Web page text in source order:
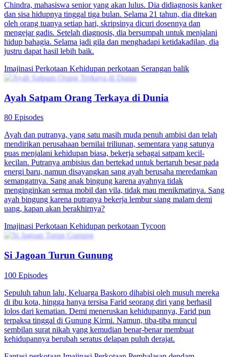
Chindra, mahasiswa senior yang akan lulus. Dia didiagnosis kanker
dan sisa hidupnya tinggal tiga bulan. Selama 21 tahun, dia ditekan
oleh orang tuanya setiap hari, skripsinya dicuri dosennya dan
mengejar gadis. Setelah diagnosis, dia bersumpah untuk menjalani
hidup bahagia. Selama jadi gila dan menghadapi ketidakadilan, dia
justru dapat hasil lebih baik.
Imajinasi Perkotaan Kehidupan perkotaan Serangan balik
Ayah Satpam Orang Terkaya di Dunia
80 Episodes
Ayah dan putranya, yang satu masih muda penuh ambisi dan telah
mendirikan perusahaan bernilai triliunan, sementara yang satunya
puas menjalani kehidupan biasa, bekerja sebagai satpam kecil-
kecilan. Putranya ambisius dan bertekad untuk bertaruh besar pada
energi baru, namun disayangkan sang ayah berusaha meredamkan
semangatnya. Sang anak bingung karena ayahnya tidak
menginginkan semua mobil dan vila, tidak mau menikmatinya. Sang
ayah bingung karena putranya bekerja lembur siang malam demi
uang, kapan akan berakhirnya?
Imajinasi Perkotaan Kehidupan perkotaan Tycoon
Si Jagoan Turun Gunung
100 Episodes
Sepuluh tahun lalu, Keluarga Baskoro dihabisi oleh musuh mereka
di ibu kota, hingga hanya tersisa Farid seorang diri yang berhasil
lolos dari kematian. Demi meneruskan kehidupannya, Farid pun
terpaksa tinggal di Gunung Kirmi. Namun, tiba-tiba muncul
sembilan surat nikah yang kemudian benar-benar membuat
kehidupannya berubah seratus delapan puluh derajat.